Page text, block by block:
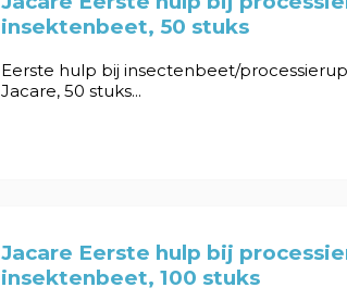
insektenbeet, 50 stuks
Eerste hulp bij insectenbeet/
Jacare, 50 stuks...
Jacare Eerste hulp bij
insektenbeet, 100 stuks